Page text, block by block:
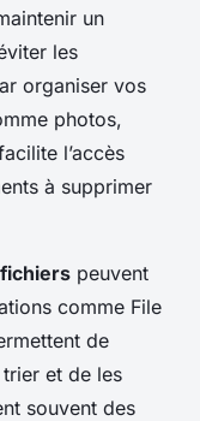
un
les
organiser vos
photos,
l’accès
à supprimer
peuvent
comme File
de
et de les
souvent des